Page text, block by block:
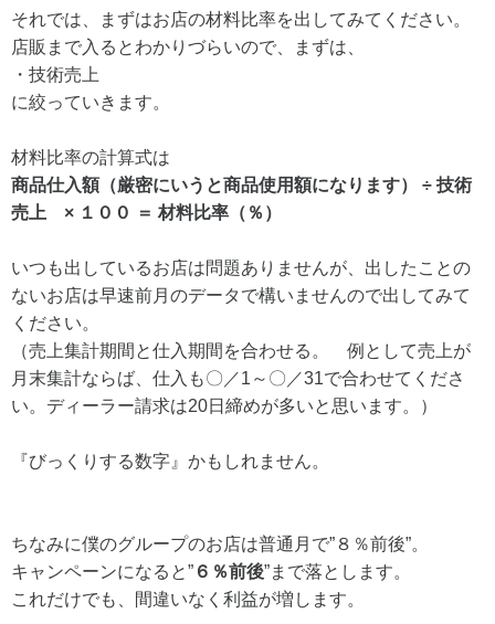
それでは、まずはお店の材料比率を出してみてください。
店販まで入るとわかりづらいので、まずは、
・技術売上
に絞っていきます。
材料比率の計算式は
商品仕入額（厳密にいうと商品使用額になります） ÷ 技術
売上 × １００ ＝ 材料比率（％）
いつも出しているお店は問題ありませんが、出したことの
ないお店は早速前月のデータで構いませんので出してみて
ください。
（売上集計期間と仕入期間を合わせる。 例として売上が
月末集計ならば、仕入も〇／1～〇／31で合わせてくださ
い。ディーラー請求は20日締めが多いと思います。）
『びっくりする数字』かもしれません。
ちなみに僕のグループのお店は普通月で”８％前後”。
キャンペーンになると” ６％前後”まで落とします。
これだけでも、間違いなく利益が増します。